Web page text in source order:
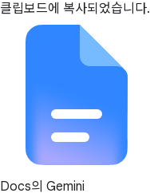
클립보드에 복사되었습니다.
Docs의 Gemini